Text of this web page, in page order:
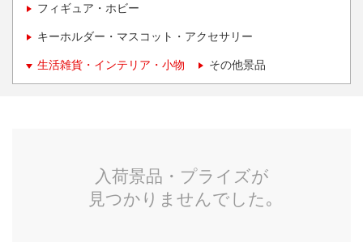
フィギュア・ホビー
キーホルダー・マスコット・アクセサリー
生活雑貨・インテリア・小物 その他景品